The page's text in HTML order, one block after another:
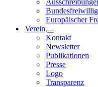
Europäischer
Verein
Kontakt
Newsletter
Publikationen
Presse
Logo
Transparenz